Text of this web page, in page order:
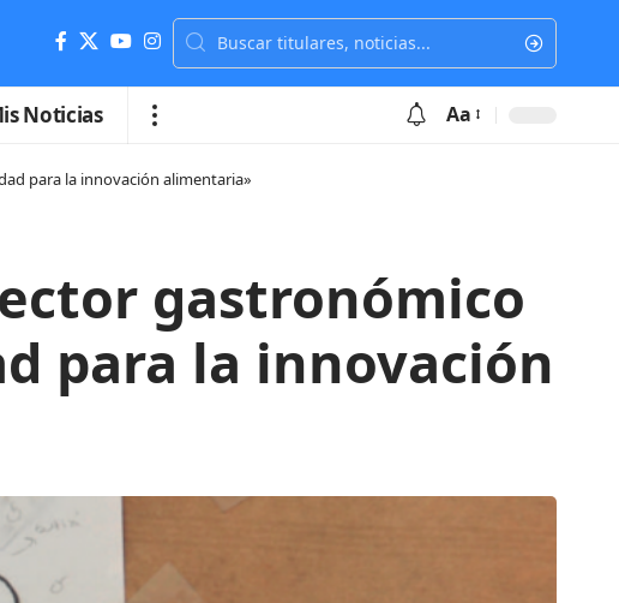
Noticias Aa
para la innovación alimentaria»
gastronómico
para la innovación